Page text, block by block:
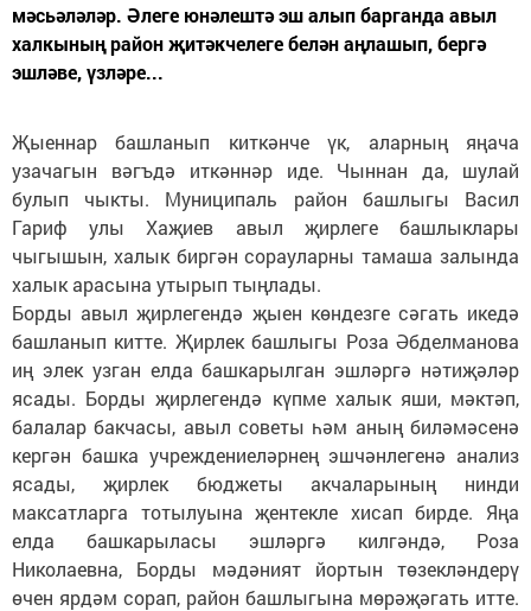
мәсьәләләр. Әлеге юнәлештә эш алып барганда авыл
халкының район җитәкчелеге белән аңлашып, бергә
эшләве, үзләре...
Җыеннар башланып киткәнче үк, аларның яңача
узачагын вәгъдә иткәннәр иде. Чыннан да, шулай
булып чыкты. Муниципаль район башлыгы Васил
Гариф улы Хаҗиев авыл җирлеге башлыклары
чыгышын, халык биргән сорауларны тамаша залында
халык арасына утырып тыңлады.
Борды авыл җирлегендә җыен көндезге сәгать икедә
башланып китте. Җирлек башлыгы Роза Әбделманова
иң элек узган елда башкарылган эшләргә нәтиҗәләр
ясады. Борды җирлегендә күпме халык яши, мәктәп,
балалар бакчасы, авыл советы һәм аның биләмәсенә
кергән башка учреждениеләрнең эшчәнлегенә анализ
ясады, җирлек бюджеты акчаларының нинди
максатларга тотылуына җентекле хисап бирде. Яңа
елда башкарыласы эшләргә килгәндә, Роза
Николаевна, Борды мәдәният йортын төзекләндерү
өчен ярдәм сорап, район башлыгына мөрәҗәгать итте.